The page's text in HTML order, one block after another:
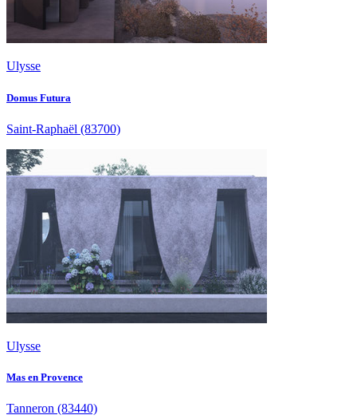
Ulysse
Domus Futura
Saint-Raphaël (83700)
Ulysse
Mas en Provence
Tanneron (83440)